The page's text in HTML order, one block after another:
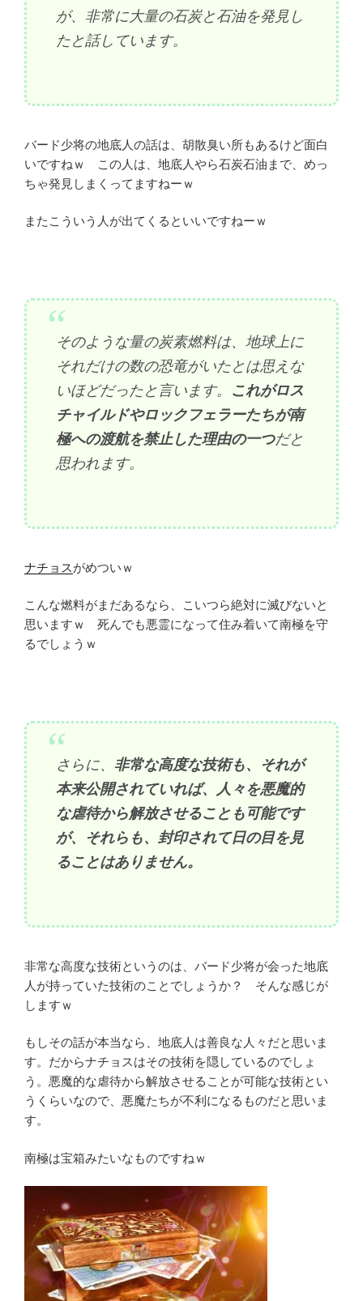
が、非常に大量の石炭と石油を発見し
たと話しています。
バード少将の地底人の話は、胡散臭い所もあるけど面白
いですねｗ この人は、地底人やら石炭石油まで、めっ
ちゃ発見しまくってますねーｗ
またこういう人が出てくるといいですねーｗ
そのような量の炭素燃料は、地球上に
それだけの数の恐竜がいたとは思えな
いほどだったと言います。 これがロス
チャイルドやロックフェラーたちが南
極への渡航を禁止した理由の一つだと
思われます。
ナチョスがめついｗ
こんな燃料がまだあるなら、こいつら絶対に滅びないと
思いますｗ 死んでも悪霊になって住み着いて南極を守
るでしょうｗ
さらに、 非常な高度な技術も、それが
本来公開されていれば、人々を悪魔的
な虐待から解放させることも可能です
が、それらも、封印されて日の目を見
ることはありません。
非常な高度な技術というのは、バード少将が会った地底
人が持っていた技術のことでしょうか？ そんな感じが
しますｗ
もしその話が本当なら、地底人は善良な人々だと思いま
す。だからナチョスはその技術を隠しているのでしょ
う。悪魔的な虐待から解放させることが可能な技術とい
うくらいなので、悪魔たちが不利になるものだと思いま
す。
南極は宝箱みたいなものですねｗ